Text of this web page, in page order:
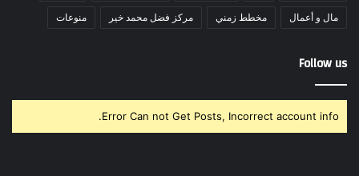
مال و أعمال مخطط زمني مركز فضل محمد خير منوعات
Follow us
Error Can not Get Posts, Incorrect account info.